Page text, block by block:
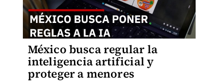
México busca regular la
inteligencia artificial y
proteger a menores